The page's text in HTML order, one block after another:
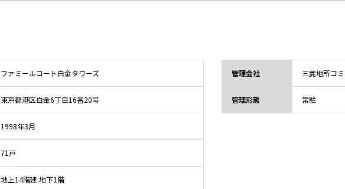
ファミールコート白金タワーズ
東京都港区白金6丁目16番20号
1998年3月
71戸
地上14階建 地下1階
管理会社 三菱地所コ
管理形態 常駐